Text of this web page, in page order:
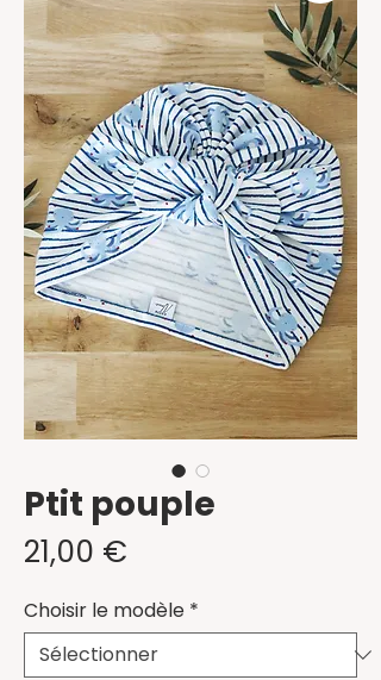
Ptit pouple
21,00 €
Choisir le modèle *